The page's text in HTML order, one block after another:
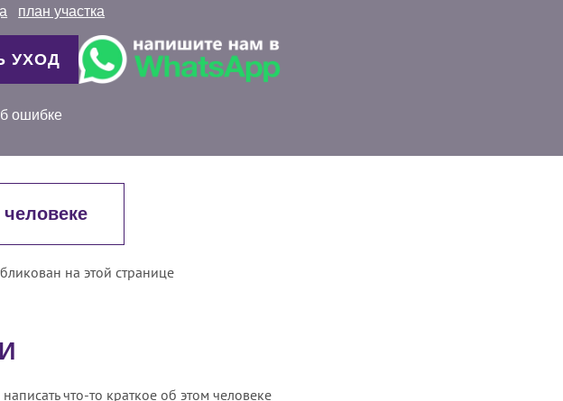
план участка
УХОД
ошибке
на этой странице
что-то краткое об этом человеке